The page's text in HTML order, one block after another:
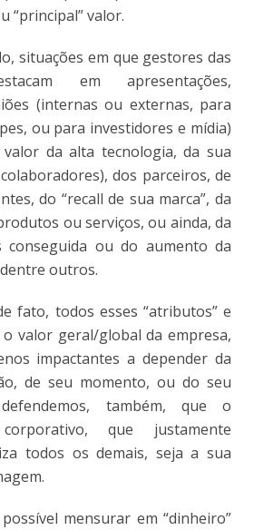
“principal” valor.
situações em que gestores das
em apresentações,
(internas ou externas, para
ou para investidores e mídia)
da alta tecnologia, da sua
dos parceiros, de
do “recall de sua marca”, da
ou serviços, ou ainda, da
conseguida ou do aumento da
outros.
fato, todos esses “atributos” e
valor geral/global da empresa,
impactantes a depender da
de seu momento, ou do seu
também, que o
que justamente
todos os demais, seja a sua
mensurar em “dinheiro”